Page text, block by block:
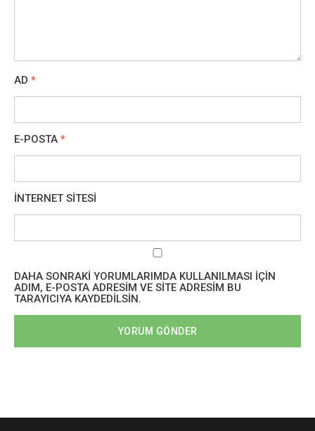
AD *
E-POSTA *
İNTERNET SITESI
DAHA SONRAKI YORUMLARIMDA KULLANILMASI IÇIN
ADIM, E-POSTA ADRESIM VE SITE ADRESIM BU
TARAYICIYA KAYDEDILSIN.